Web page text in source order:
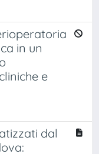
in un
e
dal